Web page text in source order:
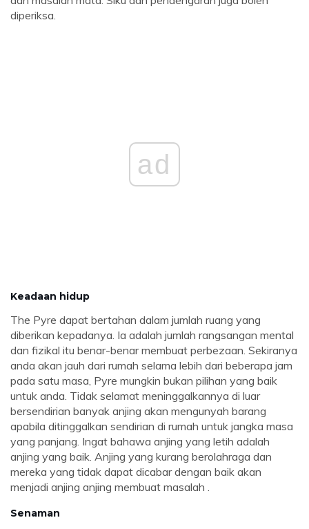
diperiksa.
ad
Keadaan hidup
The Pyre dapat bertahan dalam jumlah ruang yang
diberikan kepadanya. Ia adalah jumlah rangsangan mental
dan fizikal itu benar-benar membuat perbezaan. Sekiranya
anda akan jauh dari rumah selama lebih dari beberapa jam
pada satu masa, Pyre mungkin bukan pilihan yang baik
untuk anda. Tidak selamat meninggalkannya di luar
bersendirian banyak anjing akan mengunyah barang
apabila ditinggalkan sendirian di rumah untuk jangka masa
yang panjang. Ingat bahawa anjing yang letih adalah
anjing yang baik. Anjing yang kurang berolahraga dan
mereka yang tidak dapat dicabar dengan baik akan
menjadi anjing anjing membuat masalah .
Senaman